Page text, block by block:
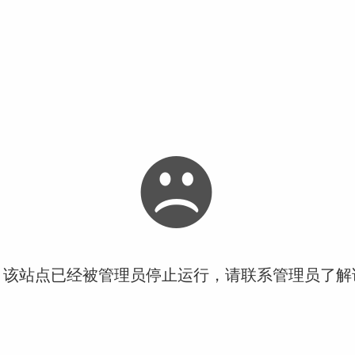
站点已经被管理员停止运行，请联系管理员了